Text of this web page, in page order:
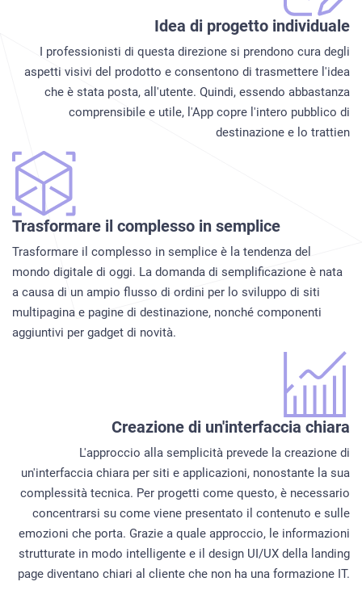
Idea di progetto individuale
I professionisti di questa direzione si prendono cura degli
aspetti visivi del prodotto e consentono di trasmettere l'idea
che è stata posta, all'utente. Quindi, essendo abbastanza
comprensibile e utile, l'App copre l'intero pubblico di
destinazione e lo trattien
Trasformare il complesso in semplice
Trasformare il complesso in semplice è la tendenza del
mondo digitale di oggi. La domanda di semplificazione è nata
a causa di un ampio flusso di ordini per lo sviluppo di siti
multipagina e pagine di destinazione, nonché componenti
aggiuntivi per gadget di novità.
Creazione di un'interfaccia chiara
L'approccio alla semplicità prevede la creazione di
un'interfaccia chiara per siti e applicazioni, nonostante la sua
complessità tecnica. Per progetti come questo, è necessario
concentrarsi su come viene presentato il contenuto e sulle
emozioni che porta. Grazie a quale approccio, le informazioni
strutturate in modo intelligente e il design UI/UX della landing
page diventano chiari al cliente che non ha una formazione IT.